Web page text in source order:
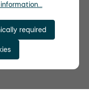
required